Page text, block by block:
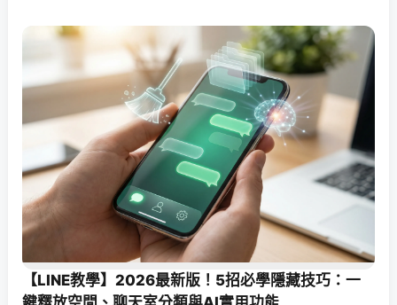
【LINE教學】2026最新版！5招必學隱藏技巧：一